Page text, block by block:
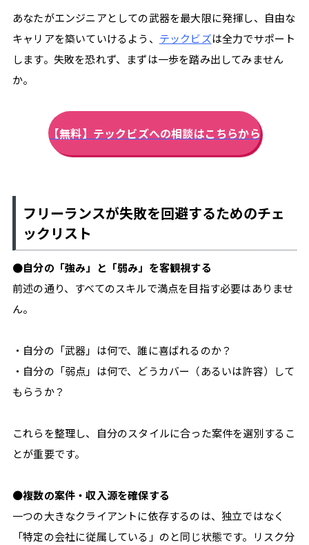
あなたがエンジニアとしての武器を最大限に発揮し、自由な
キャリアを築いていけるよう、 テックビズは全力でサポート
します。失敗を恐れず、まずは一歩を踏み出してみません
か。
【無料】テックビズへの相談はこちらから
フリーランスが失敗を回避するためのチェ
ックリスト
●自分の「強み」と「弱み」を客観視する
前述の通り、すべてのスキルで満点を目指す必要はありませ
ん。
・自分の「武器」は何で、誰に喜ばれるのか？
・自分の「弱点」は何で、どうカバー（あるいは許容）して
もらうか？
これらを整理し、自分のスタイルに合った案件を選別するこ
とが重要です。
●複数の案件・収入源を確保する
一つの大きなクライアントに依存するのは、独立ではなく
「特定の会社に従属している」のと同じ状態です。リスク分